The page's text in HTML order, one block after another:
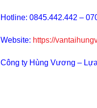
Hotline: 0845.442.442 –
Website: https://
Công ty Hùng Vương –